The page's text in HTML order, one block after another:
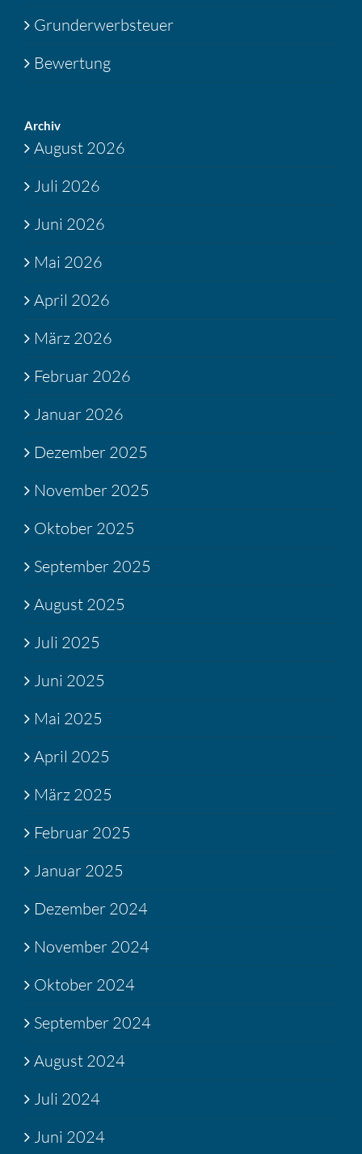
Grunderwerbsteuer
Bewertung
Archiv
August 2026
Juli 2026
Juni 2026
Mai 2026
April 2026
März 2026
Februar 2026
Januar 2026
Dezember 2025
November 2025
Oktober 2025
September 2025
August 2025
Juli 2025
Juni 2025
Mai 2025
April 2025
März 2025
Februar 2025
Januar 2025
Dezember 2024
November 2024
Oktober 2024
September 2024
August 2024
Juli 2024
Juni 2024